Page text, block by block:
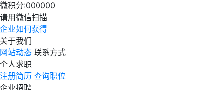
微积分:000000
请用微信扫描
企业如何获得
关于我们
网站动态 联系方式
个人求职
注册简历 查询职位
企业招聘